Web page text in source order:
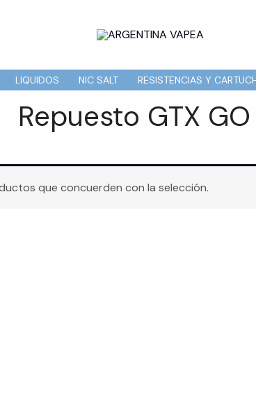
LIQUIDOS NIC SALT RESISTENCIAS Y
Repuesto GTX
que concuerden con la selección.